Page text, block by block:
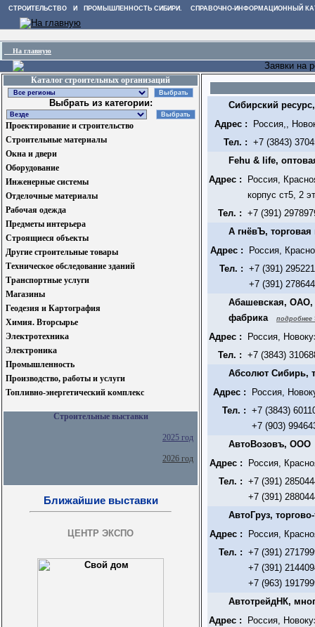
СТРОИТЕЛЬСТВО И ПРОМЫШЛЕННОСТЬ СИБИРИ. СПРАВОЧНО-ИНФОРМАЦИОННЫЙ
На главную
Заявки на
Каталог строительных организаций
Выбрать из категории:
Проектирование и строительство
Строительные материалы
Окна и двери
Оборудование
Инженерные системы
Отделочные материалы
Рабочая одежда
Предметы интерьера
Строящиеся объекты
Другие строительные товары
Техническое обследование зданий
Транспортные услуги
Магазины
Геодезия и Картография
Химия. Вторсырье
Электротехника
Электроника
Промышленность
Производство, работы и услуги
Топливно-энергетический комплекс
Строительные выставки
2025 год
2026 год
Ближайшие выставки
ЦЕНТР ЭКСПО
Сибирский
Адрес :
Россия,,
Тел. : +7 (3843)
Fehu & life,
Адрес :
Россия,
корпус ст5, 2
Тел. : +7 (391)
А гнёвЪ,
Адрес :
Россия,
Тел. : +7 (391)
+7 (391)
Абашевская, ОАО,
фабрика
подробнее
Адрес :
Россия,
Тел. : +7 (3843)
Абсолют Сибирь,
Адрес :
Россия,
Тел. : +7 (3843)
+7 (903)
АвтоВозовъ, ООО
Адрес :
Россия,
Тел. : +7 (391)
+7 (391)
АвтоГруз,
Адрес :
Россия,
Тел. : +7 (391)
+7 (391)
+7 (963)
АвтотрейдНК,
Адрес :
Россия,